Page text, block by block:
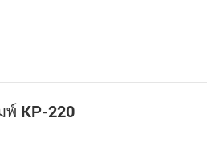
พ์ KP-220